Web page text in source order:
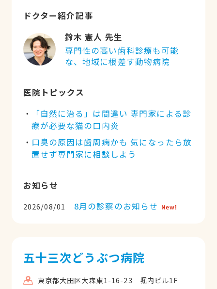
ドクター紹介記事
鈴木 憲人 先生
専門性の高い歯科診療も可能
な、地域に根差す動物病院
医院トピックス
「自然に治る」は間違い 専門家による診
療が必要な猫の口内炎
口臭の原因は歯周病かも 気になったら放
置せず専門家に相談しよう
お知らせ
2026/08/01 8月の診察のお知らせ
五十三次どうぶつ病院
東京都大田区大森東1-16-23 堀内ビル1F